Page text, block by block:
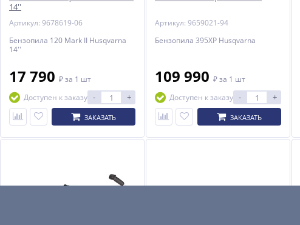
14''
Артикул: 9678619-06
Бензопила 120 Mark II Husqvarna
14''
17 790 ₽за 1 шт
Доступен к заказу - +
ЗАКАЗАТЬ
Артикул: 9659021-94
Бензопила 395XP Husqvarna
109 990 ₽за 1 шт
Доступен к заказу - +
ЗАКАЗАТЬ